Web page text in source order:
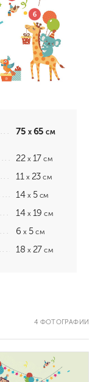
75 x65 см
22 x 17 см
11 x 23 см
14 x 5 см
14 x 19 см
6 x 5 см
18 x 27 см
4 ФОТОГРАФИИ